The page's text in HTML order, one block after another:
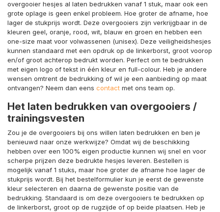
overgooier hesjes al laten bedrukken vanaf 1 stuk, maar ook een
grote oplage is geen enkel probleem. Hoe groter de afname, hoe
lager de stukprijs wordt. Deze overgooiers zijn verkrijgbaar in de
kleuren geel, oranje, rood, wit, blauw en groen en hebben een
one-size maat voor volwassenen (unisex). Deze veiligheidshesjes
kunnen standaard met een opdruk op de linkerborst, groot voorop
en/of groot achterop bedrukt worden. Perfect om te bedrukken
met eigen logo of tekst in één kleur en full-colour. Heb je andere
wensen omtrent de bedrukking of wil je een aanbieding op maat
ontvangen? Neem dan eens contact met ons team op.
Het laten bedrukken van overgooiers /
trainingsvesten
Zou je de overgooiers bij ons willen laten bedrukken en ben je
benieuwd naar onze werkwijze? Omdat wij de beschikking
hebben over een 100% eigen productie kunnen wij snel en voor
scherpe prijzen deze bedrukte hesjes leveren. Bestellen is
mogelijk vanaf 1 stuks, maar hoe groter de afname hoe lager de
stukprijs wordt. Bij het bestelformulier kun je eerst de gewenste
kleur selecteren en daarna de gewenste positie van de
bedrukking. Standaard is om deze overgooiers te bedrukken op
de linkerborst, groot op de rugzijde of op beide plaatsen. Heb je